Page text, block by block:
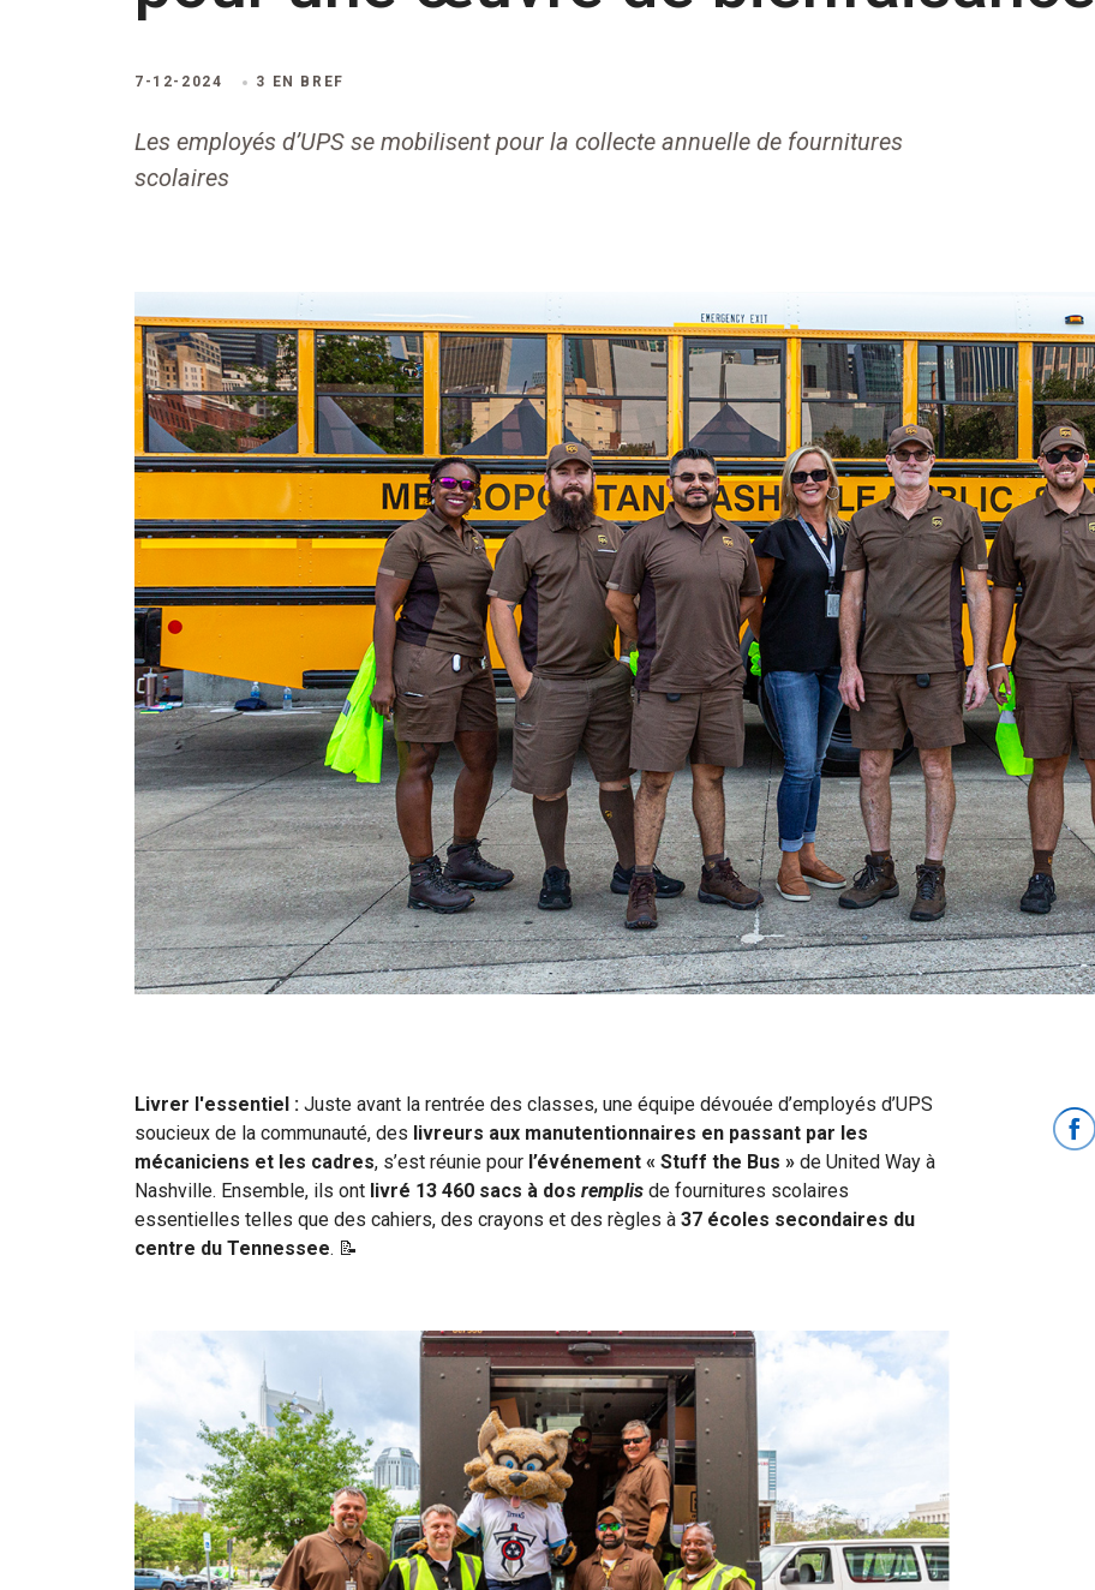
7-12-2024 3 EN BREF
Les employés d’UPS se mobilisent pour la collecte annuelle de fournitures
scolaires
Livrer l'essentiel : Juste avant la rentrée des classes, une équipe dévouée d’employés d’UPS
soucieux de la communauté, des livreurs aux manutentionnaires en passant par les
mécaniciens et les cadres, s’est réunie pour l’événement « Stuff the Bus » de United Way à
Nashville. Ensemble, ils ont livré 13 460 sacs à dos remplis de fournitures scolaires
essentielles telles que des cahiers, des crayons et des règles à 37 écoles secondaires du
centre du Tennessee. 📝